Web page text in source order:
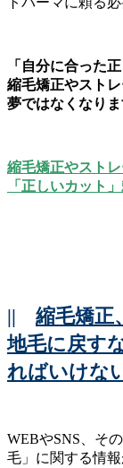
「自分に合った
縮毛矯正やスト
夢ではなくなりま
縮毛矯正やスト
「正しいカット
|| 縮毛矯正
地毛に戻す
ればいけな
WEBやSNS、そ
毛」に関する情報